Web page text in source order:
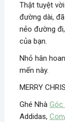
Thật tuyệt
đường dài,
nẻo đường
của bạn.
Nhỏ hân
mến này.
MERRY
Ghé Nhà Góc
Addidas,